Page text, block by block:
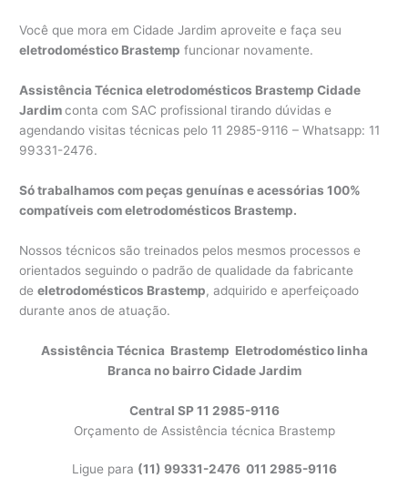
Você que mora em Cidade Jardim aproveite e faça seu
eletrodoméstico Brastemp funcionar novamente.
Assistência Técnica eletrodomésticos Brastemp Cidade
Jardimconta com SAC profissional tirando dúvidas e
agendando visitas técnicas pelo 11 2985-9116 – Whatsapp: 11
99331-2476.
Só trabalhamos com peças genuínas e acessórias 100%
compatíveis com eletrodomésticos Brastemp.
Nossos técnicos são treinados pelos mesmos processos e
orientados seguindo o padrão de qualidade da fabricante
deeletrodomésticos Brastemp, adquirido e aperfeiçoado
durante anos de atuação.
Assistência Técnica Brastemp Eletrodoméstico linha
Branca no bairro Cidade Jardim
Central SP 11 2985-9116
Orçamento de Assistência técnica Brastemp
Ligue para (11) 99331-2476 011 2985-9116